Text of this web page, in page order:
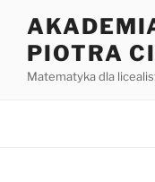
treściPIOTRA
Matematyka dla